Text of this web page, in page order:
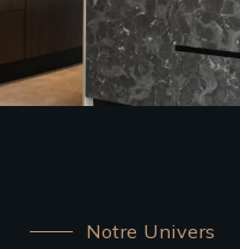
Notre Univers